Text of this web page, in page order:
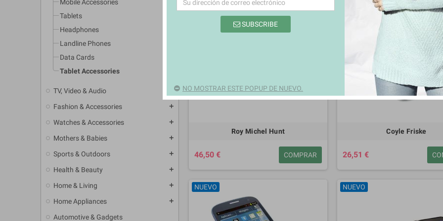
Mobile Accessories
Tablets
Headphones
Landline Phones
Data Cards
Tablet Accessories
TV, Video & Audio add
Fashion & Accessories add
Watches & Accessories add
Mothers & Babies add
Sports & Outdoors add
Health & Beauty add
Home & Living add
Home Appliances add
Automotive & Gadgets
Roy Michel Hunt
46,50 € COMPRAR
Coyle Friske
26,51 €
NUEVO NUEVO
SUBSCRIBE
NO MOSTRAR ESTE POPUP DE NUEVO.